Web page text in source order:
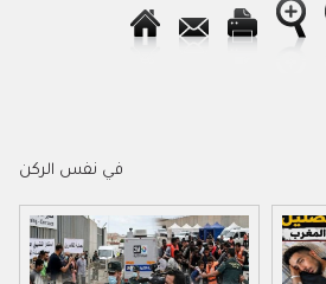
في نفس الركن